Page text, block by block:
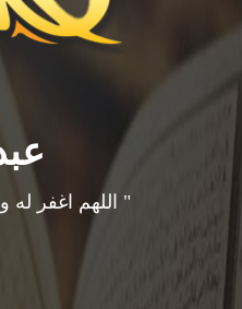
" اللهم اغفر